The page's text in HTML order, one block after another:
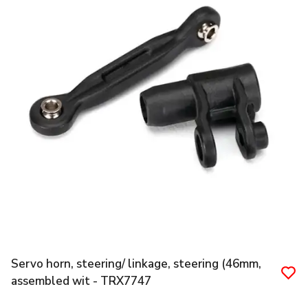
Servo horn, steering/ linkage, steering (46mm,
assembled wit - TRX7747